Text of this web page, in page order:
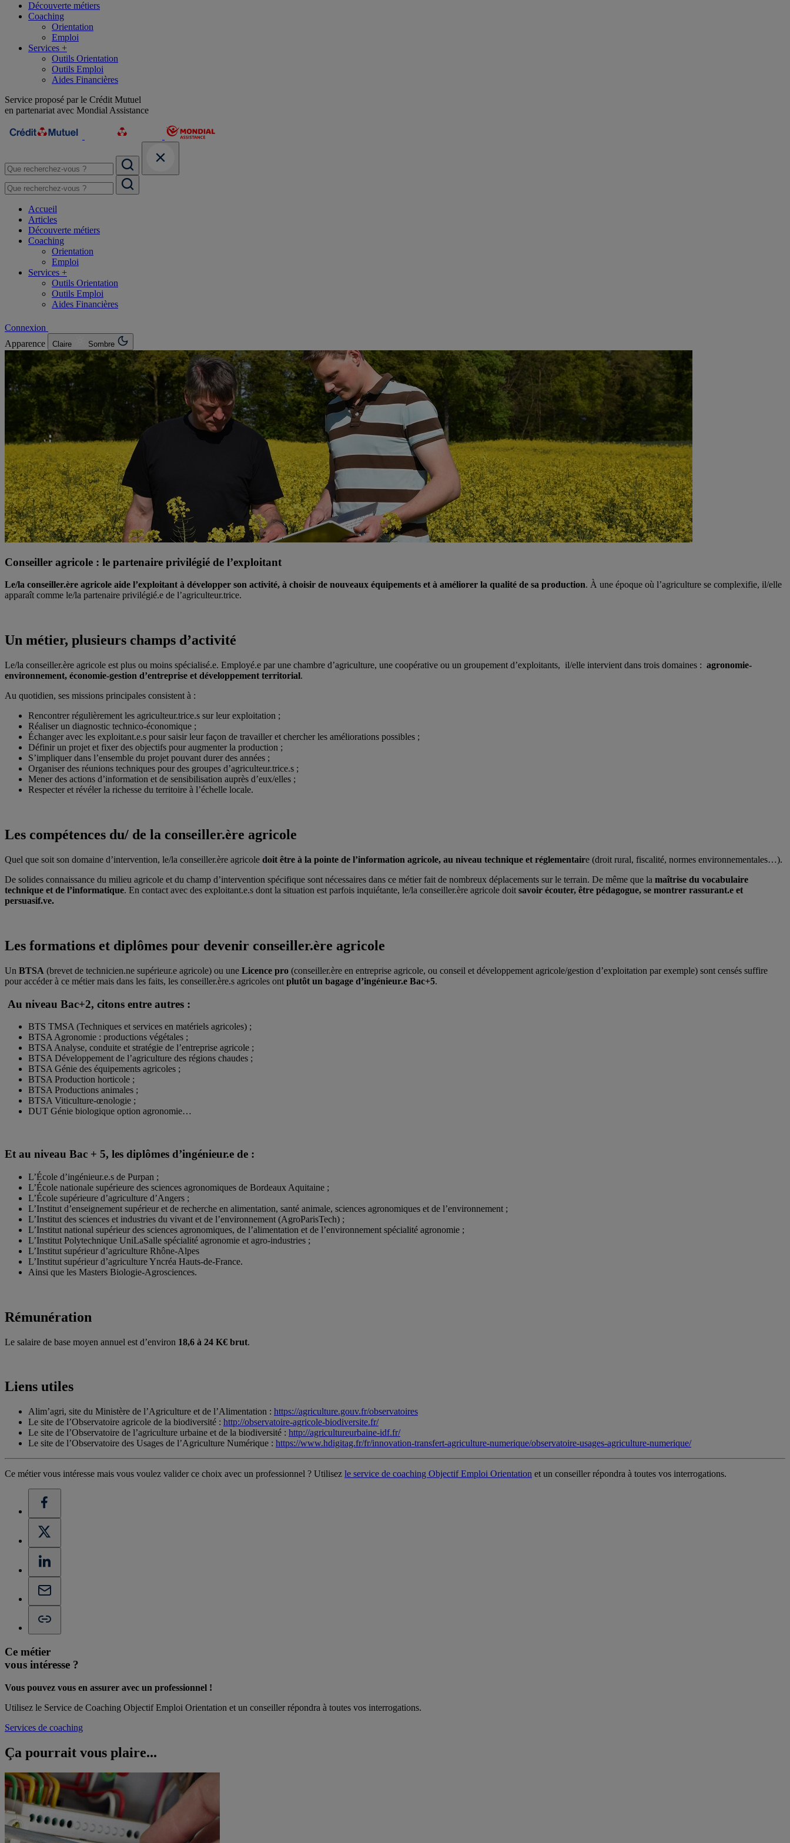
Découverte métiers
Coaching
Orientation
Emploi
Services +
Outils Orientation
Outils Emploi
Aides Financières
Service proposé par le Crédit Mutuel
en partenariat avec Mondial Assistance
Accueil
Articles
Découverte métiers
Coaching
Orientation
Emploi
Services +
Outils Orientation
Outils Emploi
Aides Financières
Connexion
Apparence
Claire Sombre
Conseiller agricole : le partenaire privilégié de l’exploitant
Le/la conseiller.ère agricole aide l’exploitant à développer son activité, à choisir de nouveaux équipements et à améliorer la qualité de sa production. À une époque où l’agriculture se complexifie, il/elle
apparaît comme le/la partenaire privilégié.e de l’agriculteur.trice.
Un métier, plusieurs champs d’activité
Le/la conseiller.ère agricole est plus ou moins spécialisé.e. Employé.e par une chambre d’agriculture, une coopérative ou un groupement d’exploitants, il/elle intervient dans trois domaines : agronomie-
environnement, économie-gestion d’entreprise et développement territorial.
Au quotidien, ses missions principales consistent à :
Rencontrer régulièrement les agriculteur.trice.s sur leur exploitation ;
Réaliser un diagnostic technico-économique ;
Échanger avec les exploitant.e.s pour saisir leur façon de travailler et chercher les améliorations possibles ;
Définir un projet et fixer des objectifs pour augmenter la production ;
S’impliquer dans l’ensemble du projet pouvant durer des années ;
Organiser des réunions techniques pour des groupes d’agriculteur.trice.s ;
Mener des actions d’information et de sensibilisation auprès d’eux/elles ;
Respecter et révéler la richesse du territoire à l’échelle locale.
Les compétences du/ de la conseiller.ère agricole
Quel que soit son domaine d’intervention, le/la conseiller.ère agricole doit être à la pointe de l’information agricole, au niveau technique et réglementaire (droit rural, fiscalité, normes environnementales…).
De solides connaissance du milieu agricole et du champ d’intervention spécifique sont nécessaires dans ce métier fait de nombreux déplacements sur le terrain. De même que la maîtrise du vocabulaire
technique et de l’informatique. En contact avec des exploitant.e.s dont la situation est parfois inquiétante, le/la conseiller.ère agricole doit savoir écouter, être pédagogue, se montrer rassurant.e et
persuasif.ve.
Les formations et diplômes pour devenir conseiller.ère agricole
Un BTSA (brevet de technicien.ne supérieur.e agricole) ou une Licence pro (conseiller.ère en entreprise agricole, ou conseil et développement agricole/gestion d’exploitation par exemple) sont censés suffire
pour accéder à ce métier mais dans les faits, les conseiller.ère.s agricoles ont plutôt un bagage d’ingénieur.e Bac+5.
Au niveau Bac+2, citons entre autres :
BTS TMSA (Techniques et services en matériels agricoles) ;
BTSA Agronomie : productions végétales ;
BTSA Analyse, conduite et stratégie de l’entreprise agricole ;
BTSA Développement de l’agriculture des régions chaudes ;
BTSA Génie des équipements agricoles ;
BTSA Production horticole ;
BTSA Productions animales ;
BTSA Viticulture-œnologie ;
DUT Génie biologique option agronomie…
Et au niveau Bac + 5, les diplômes d’ingénieur.e de :
L’École d’ingénieur.e.s de Purpan ;
L’École nationale supérieure des sciences agronomiques de Bordeaux Aquitaine ;
L’École supérieure d’agriculture d’Angers ;
L’Institut d’enseignement supérieur et de recherche en alimentation, santé animale, sciences agronomiques et de l’environnement ;
L’Institut des sciences et industries du vivant et de l’environnement (AgroParisTech) ;
L’Institut national supérieur des sciences agronomiques, de l’alimentation et de l’environnement spécialité agronomie ;
L’Institut Polytechnique UniLaSalle spécialité agronomie et agro-industries ;
L’Institut supérieur d’agriculture Rhône-Alpes
L’Institut supérieur d’agriculture Yncréa Hauts-de-France.
Ainsi que les Masters Biologie-Agrosciences.
Rémunération
Le salaire de base moyen annuel est d’environ 18,6 à 24 K€ brut.
Liens utiles
Alim’agri, site du Ministère de l’Agriculture et de l’Alimentation : https://agriculture.gouv.fr/observatoires
Le site de l’Observatoire agricole de la biodiversité : http://observatoire-agricole-biodiversite.fr/
Le site de l’Observatoire de l’agriculture urbaine et de la biodiversité : http://agricultureurbaine-idf.fr/
Le site de l’Observatoire des Usages de l’Agriculture Numérique : https://www.hdigitag.fr/fr/innovation-transfert-agriculture-numerique/observatoire-usages-agriculture-numerique/
Ce métier vous intéresse mais vous voulez valider ce choix avec un professionnel ? Utilisez le service de coaching Objectif Emploi Orientation et un conseiller répondra à toutes vos interrogations.
Ce métier
vous intéresse ?
Vous pouvez vous en assurer avec un professionnel !
Utilisez le Service de Coaching Objectif Emploi Orientation et un conseiller répondra à toutes vos interrogations.
Services de coaching
Ça pourrait vous plaire...